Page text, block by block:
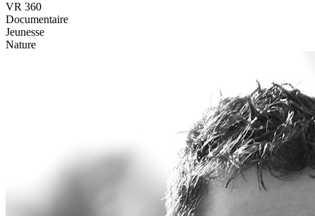
VR 360
Documentaire
Jeunesse
Nature